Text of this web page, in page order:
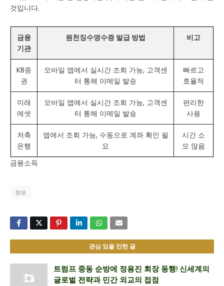
것입니다.
금융
기관
원천징수영수증 발급 방법 비고
KB증
권
모바일 앱에서 실시간 조회 가능, 고객센
터 통해 이메일 발송
빠르고
효율적
미래
에셋
모바일 앱에서 실시간 조회 가능, 고객센
터 통해 이메일 발송
편리한
사용
저축
은행
앱에서 조회 가능, 수동으로 계좌 확인 필
요
시간 소
모 많음
금융소득
정보
관심 있을 만한 글
트럼프 중동 순방에 정용진 회장 동행! 신세계의
글로벌 전략과 민간 외교의 접점